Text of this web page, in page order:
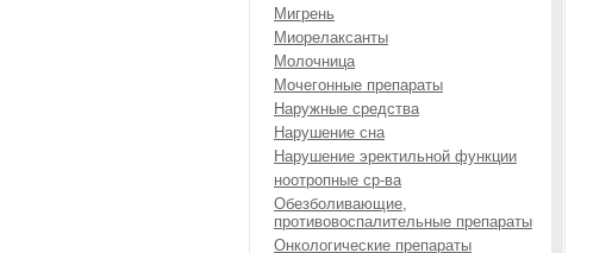
Мигрень
Миорелаксанты
Молочница
Мочегонные препараты
Наружные средства
Нарушение сна
Нарушение эректильной функции
ноотропные ср-ва
Обезболивающие,
противовоспалительные препараты
Онкологические препараты